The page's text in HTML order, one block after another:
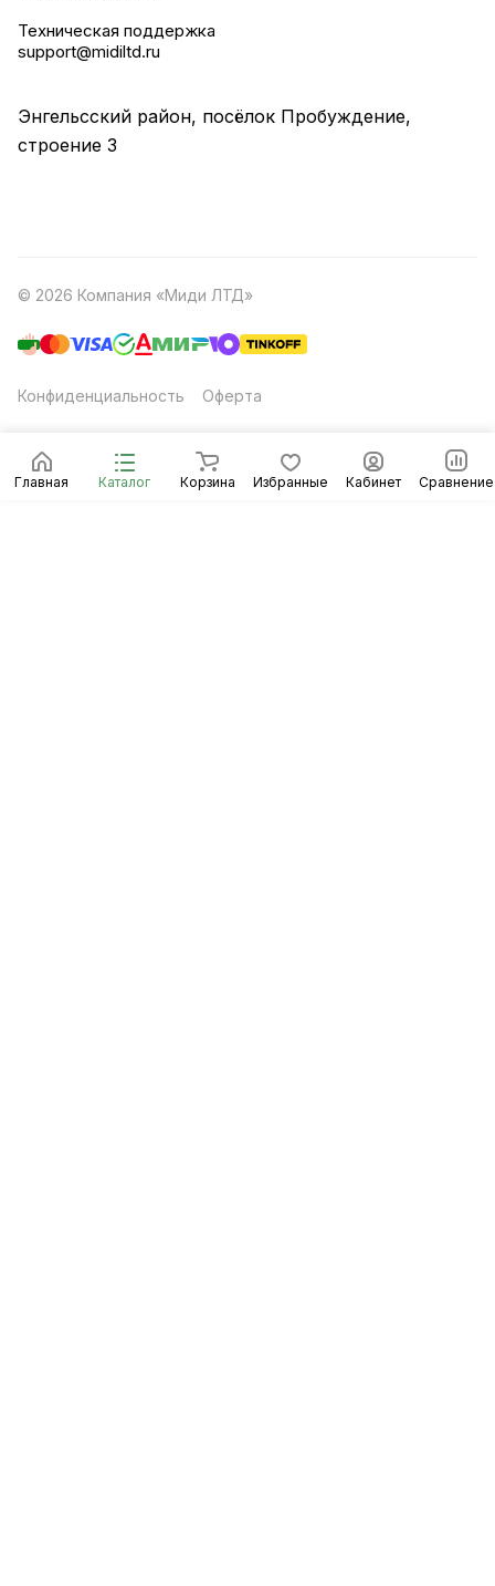
Главная Каталог Корзина Избранные Кабинет Сравнение
Техническая поддержка
support@midiltd.ru
Энгельсский район, посёлок Пробуждение,
строение 3
© 2026 Компания «Миди ЛТД»
Конфиденциальность Оферта